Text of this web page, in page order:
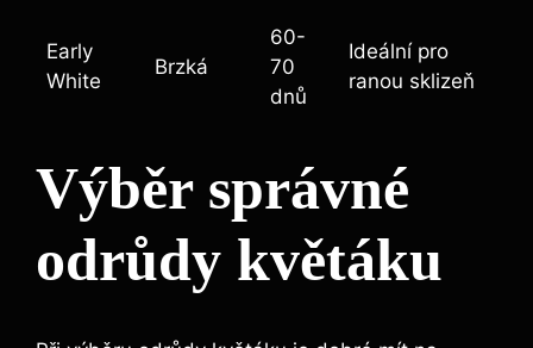
Early
White
Brzká
60-
70
dnů
Ideální pro
ranou sklizeň
Výběr správné
odrůdy květáku